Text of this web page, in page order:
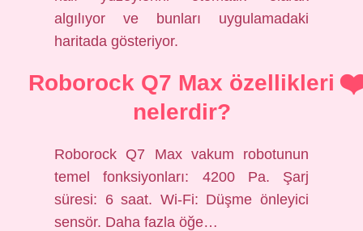
algılıyor ve bunları uygulamadaki
haritada gösteriyor.
Roborock Q7 Max özellikleri
nelerdir?
Roborock Q7 Max vakum robotunun
temel fonksiyonları: 4200 Pa. Şarj
süresi: 6 saat. Wi-Fi: Düşme önleyici
sensör. Daha fazla öğe…